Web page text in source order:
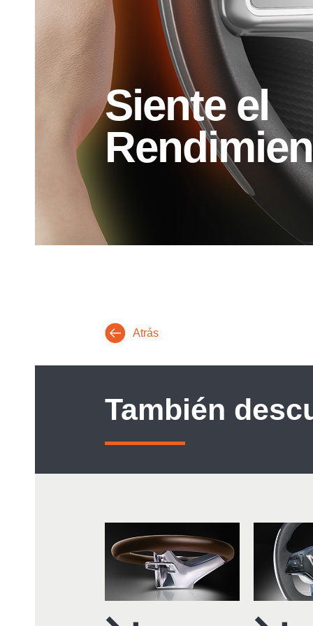
Siente el
Atrás
También